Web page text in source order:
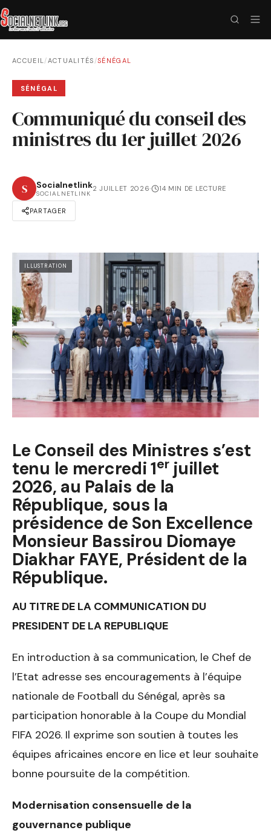
ACCUEIL/ACTUALITÉS /SÉNÉGAL
SÉNÉGAL
Communiqué du conseil des
ministres du 1er juillet 2026
S Socialnetlink
SOCIALNETLINK
2 JUILLET 2026· 14 MIN DE LECTURE
PARTAGER
ILLUSTRATION
Le Conseil des Ministres s’est
tenu le mercredi 1erjuillet
2026, au Palais de la
République, sous la
présidence de Son Excellence
Monsieur Bassirou Diomaye
Diakhar FAYE, Président de la
République.
AU TITRE DE LA COMMUNICATION DU
PRESIDENT DE LA REPUBLIQUE
En introduction à sa communication, le Chef de
l’Etat adresse ses encouragements à l’équipe
nationale de Football du Sénégal, après sa
participation honorable à la Coupe du Mondial
FIFA 2026. Il exprime son soutien à toutes les
équipes africaines encore en lice et leur souhaite
bonne poursuite de la compétition.
Modernisation consensuelle de la
gouvernance publique